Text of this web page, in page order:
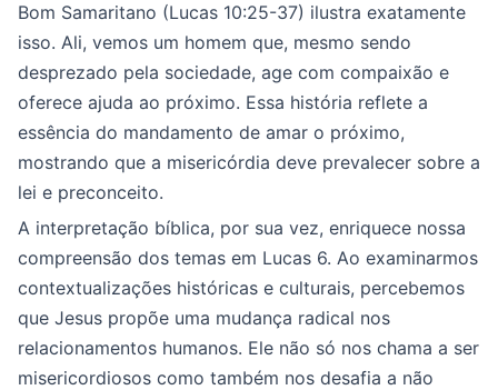
Bom Samaritano (Lucas 10:25-37) ilustra exatamente
isso. Ali, vemos um homem que, mesmo sendo
desprezado pela sociedade, age com compaixão e
oferece ajuda ao próximo. Essa história reflete a
essência do mandamento de amar o próximo,
mostrando que a misericórdia deve prevalecer sobre a
lei e preconceito.
A interpretação bíblica, por sua vez, enriquece nossa
compreensão dos temas em Lucas 6. Ao examinarmos
contextualizações históricas e culturais, percebemos
que Jesus propõe uma mudança radical nos
relacionamentos humanos. Ele não só nos chama a ser
misericordiosos como também nos desafia a não